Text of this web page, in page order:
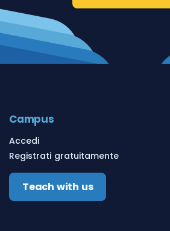
Campus
Accedi
Registrati gratuitamente
Teach with us